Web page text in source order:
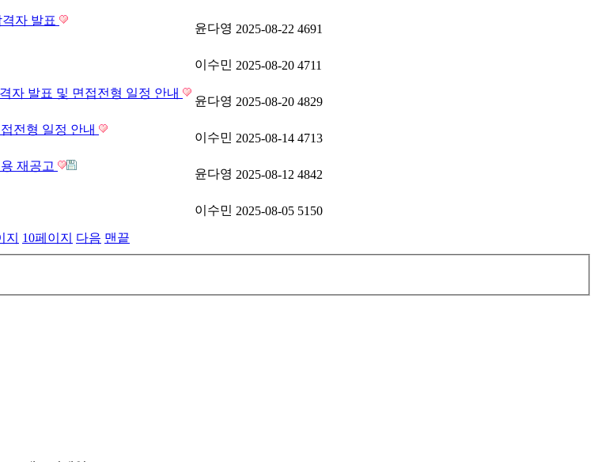
자 발표
윤다영 2025-08-22 4691
이수민 2025-08-20 4711
자 발표 및 면접전형 일정 안내
윤다영 2025-08-20 4829
전형 일정 안내
이수민 2025-08-14 4713
재공고
윤다영 2025-08-12 4842
이수민 2025-08-05 5150
지 10페이지 다음 맨끝